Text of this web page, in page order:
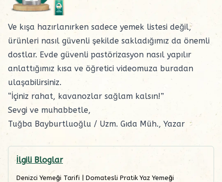
Ve kışa hazırlanırken sadece yemek listesi değil,
ürünleri nasıl güvenli şekilde sakladığımız da önemli
dostlar. Evde güvenli pastörizasyon nasıl yapılır
anlattığımız kısa ve öğretici videomuza buradan
ulaşabilirsiniz.
“İçiniz rahat, kavanozlar sağlam kalsın!”
Sevgi ve muhabbetle,
Tuğba Bayburtluoğlu / Uzm. Gıda Müh., Yazar
İlgili Bloglar
Denizci Yemeği Tarifi | Domatesli Pratik Yaz Yemeği